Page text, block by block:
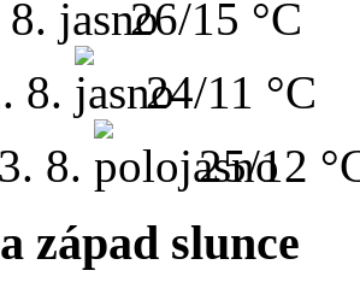
8.
26/15 °C
8.
24/11 °C
8. 25/12
západ slunce